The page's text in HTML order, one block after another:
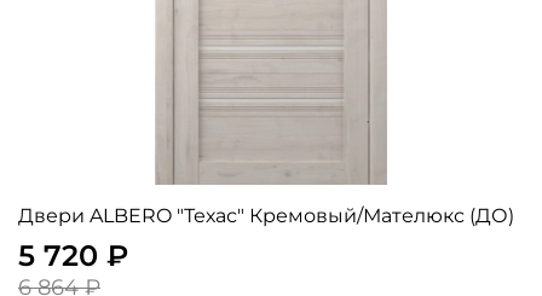
Двери ALBERO "Техас" Кремовый/Мателюкс (ДО)
5 720 ₽
6 864 ₽